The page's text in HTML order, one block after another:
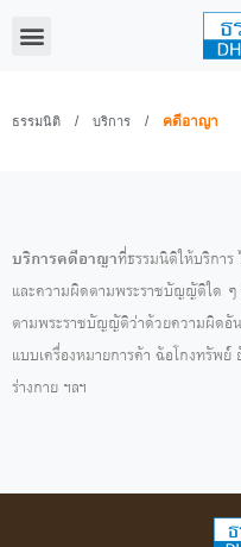
ธรรมนิติ / บริการ / คดีอาญา
บริการคดีอาญาที่ธรรมนิติให้บริกา
และความผิดตามพระราชบัญญัติใด
ตามพระราชบัญญัติว่าด้วยความผิดอั
แบบเครื่องหมายการค้า ฉ้อโกงทรัพ
ร่างกาย ฯลฯ